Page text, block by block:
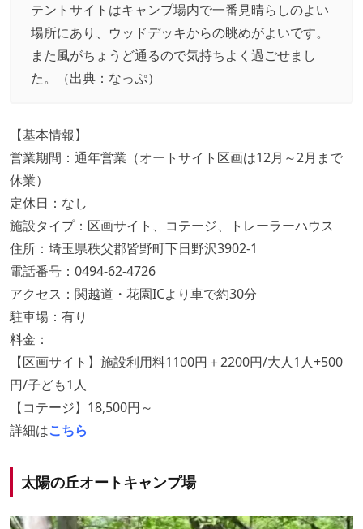
テントサイトはキャンプ場内で一番見晴らしのよい
場所にあり、ウッドデッキからの眺めがよいです。
また風がちょうど通るので気持ちよく過ごせまし
た。（出典： なっぷ）
【基本情報】
営業期間：通年営業（オートサイト区画は12月～2月まで
休業）
定休日：なし
施設タイプ：区画サイト、コテージ、トレーラーハウス
住所：埼玉県秩父郡皆野町下日野沢3902-1
電話番号：0494-62-4726
アクセス：関越道・花園ICより車で約30分
駐車場：有り
料金：
【区画サイト】施設利用料1100円＋2200円/大人1人+500
円/子ども1人
【コテージ】18,500円～
詳細はこちら
太陽の丘オートキャンプ場